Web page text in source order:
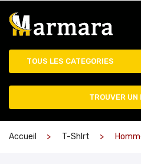
TOUS LES CATEGORIES
TROUVER UN
Accueil T-ShIrt